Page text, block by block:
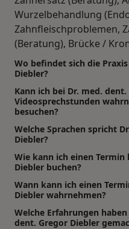
Wurzelbehandlung
Zahnfleischproblemen,
(Beratung), Brücke /
Wo befindet sich die
Diebler?
Kann ich bei Dr. med.
Videosprechstunden
besuchen?
Welche Sprachen spricht
Diebler?
Wie kann ich einen Termin
Diebler buchen?
Wann kann ich einen
Diebler wahrnehmen?
Welche Erfahrungen
dent. Gregor Diebler